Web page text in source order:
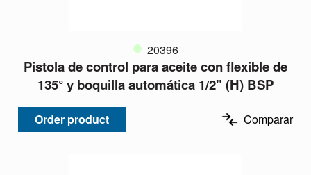
20396
Pistola de control para aceite con flexible de
135° y boquilla automática 1/2" (H) BSP
Order product Comparar